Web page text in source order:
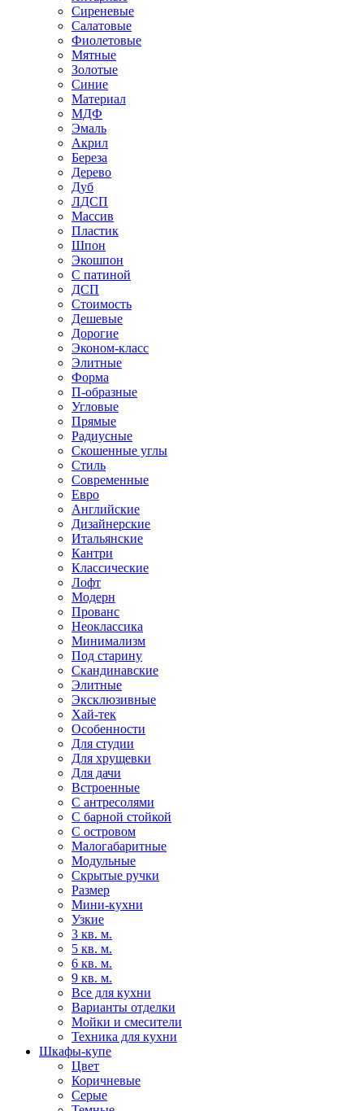
Сиреневые
Салатовые
Фиолетовые
Мятные
Золотые
Синие
Материал
МДФ
Эмаль
Акрил
Береза
Дерево
Дуб
ЛДСП
Массив
Пластик
Шпон
Экошпон
С патиной
ДСП
Стоимость
Дешевые
Дорогие
Эконом-класс
Элитные
Форма
П-образные
Угловые
Прямые
Радиусные
Скошенные углы
Стиль
Современные
Евро
Английские
Дизайнерские
Итальянские
Кантри
Классические
Лофт
Модерн
Прованс
Неоклассика
Минимализм
Под старину
Скандинавские
Элитные
Эксклюзивные
Хай-тек
Особенности
Для студии
Для хрущевки
Для дачи
Встроенные
С антресолями
С барной стойкой
С островом
Малогабаритные
Модульные
Скрытые ручки
Размер
Мини-кухни
Узкие
3 кв. м.
5 кв. м.
6 кв. м.
9 кв. м.
Все для кухни
Варианты отделки
Мойки и смесители
Техника для кухни
Шкафы-купе
Цвет
Коричневые
Серые